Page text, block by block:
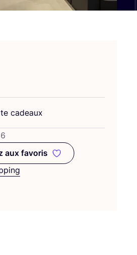
cadeaux
aux favoris
Ajoutez aux favoris